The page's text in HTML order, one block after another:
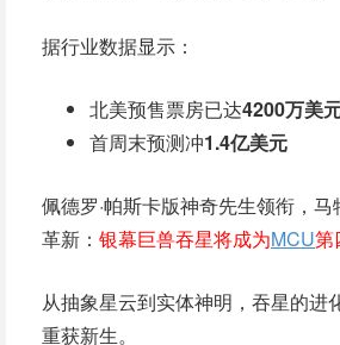
据行业数据显示：
北美预售票房已达4200万美
首周末预测冲1.4亿美元
佩德罗·帕斯卡版神奇先生领衔，
革新： 银幕巨兽吞星将成为MCU第
从抽象星云到实体神明，吞星的
重获新生。